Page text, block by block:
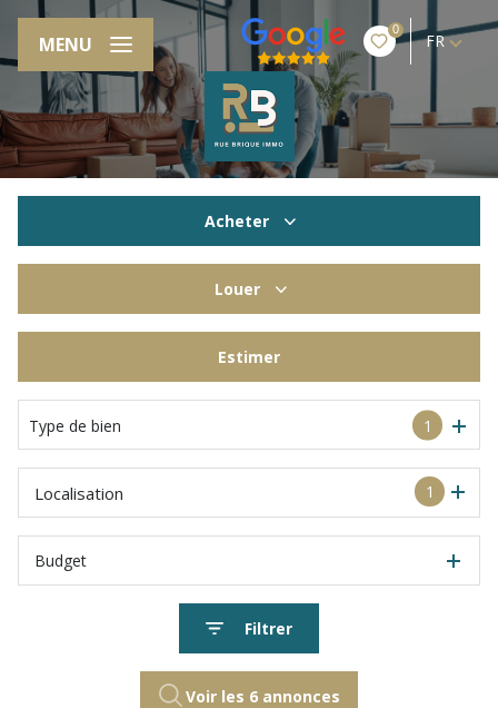
0
FR
MENU
Acheter
Louer
De l'immo pro
Estimer
Type de bien 1
1
Localisation
Budget
Filtrer
Voir les 6 annonces